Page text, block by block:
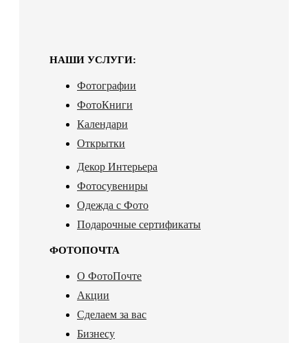
НАШИ УСЛУГИ:
Фотографии
ФотоКниги
Календари
Открытки
Декор Интерьера
Фотосувениры
Одежда с Фото
Подарочные сертификаты
ФОТОПОЧТА
О ФотоПочте
Акции
Сделаем за вас
Бизнесу